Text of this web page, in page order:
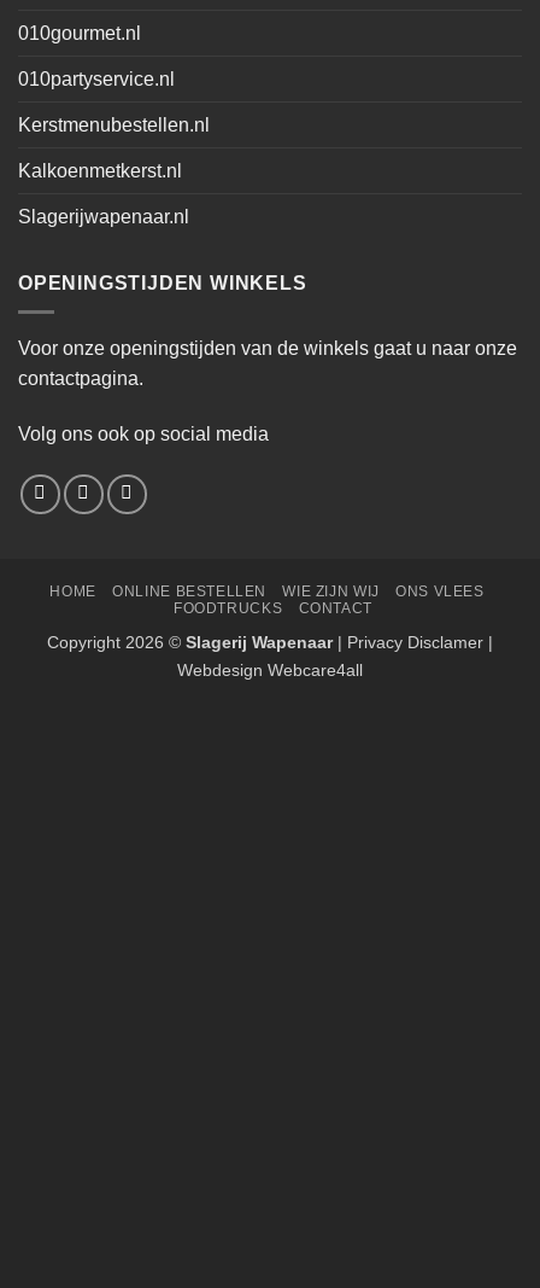
010gourmet.nl
010partyservice.nl
Kerstmenubestellen.nl
Kalkoenmetkerst.nl
Slagerijwapenaar.nl
OPENINGSTIJDEN WINKELS
Voor onze openingstijden van de winkels gaat u naar onze
contactpagina.
Volg ons ook op social media
HOME ONLINE BESTELLEN WIE ZIJN WIJ
ONS VLEES
FOODTRUCKS
CONTACT
Copyright 2026 © Slagerij Wapenaar| Privacy Disclamer |
Webdesign Webcare4all